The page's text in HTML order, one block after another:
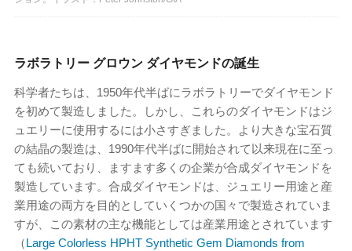
ラボラトリー グロウン ダイヤモンドの誕生
科学者たちは、1950年代半ばにラボラトリーでダイヤモンド
を初めて製造しました。しかし、これらのダイヤモンドはジ
ュエリーに使用するには小さすぎました。より大きな宝石質
の結晶の製造は、1990年代半ばに開始されて以来現在に至っ
ても続いており、ますます多くの企業が合成ダイヤモンドを
製造しています。合成ダイヤモンドは、ジュエリー用途と産
業用途の両方を目的としていくつかの国々で製造されていま
すが、この素材の主な機能としては産業用途とされています
（Large Colorless HPHT Synthetic Gem Diamonds from